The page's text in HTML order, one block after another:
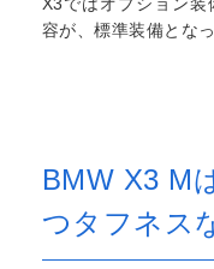
容が、標準装備とな
BMW X3 M
つタフネス